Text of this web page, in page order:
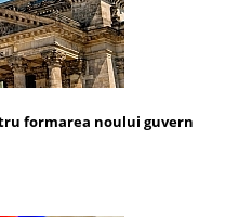
formarea noului guvern